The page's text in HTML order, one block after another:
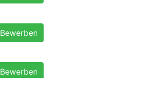
Bewerben
Bewerben